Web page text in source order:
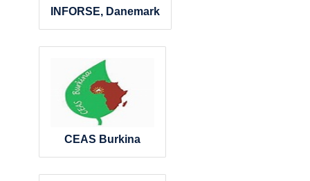
INFORSE, Danemark
CEAS Burkina